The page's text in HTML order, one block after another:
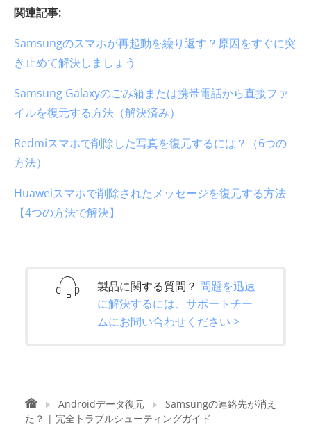
関連記事:
Samsungのスマホが再起動を繰り返す？原因をすぐに突
き止めて解決しましょう
Samsung Galaxyのごみ箱または携帯電話から直接ファ
イルを復元する方法（解決済み）
Redmiスマホで削除した写真を復元するには？（6つの
方法）
Huaweiスマホで削除されたメッセージを復元する方法
【4つの方法で解決】
製品に関する質問？ 問題を迅速
に解決するには、サポートチー
ムにお問い合わせください >
Androidデータ復元
Samsungの連絡先が消え
た？ | 完全トラブルシューティングガイド